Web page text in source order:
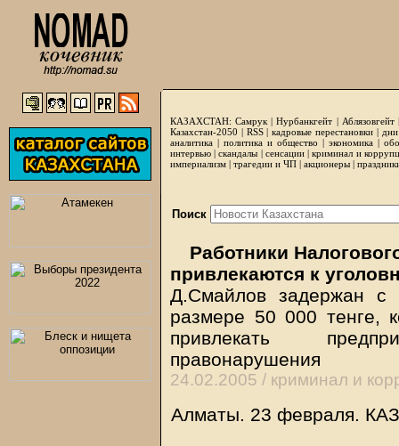
КАЗАХСТАН: Самрук |Нурбанкгейт | Аблязовгейт
Казахстан-2050 | RSS|кадровые перестановки|
аналитика | политика и общество | экономика |
интервью |скандалы | сенсации|криминал и
империализм | трагедии и ЧП | акционеры |
Поиск
Работники
привлекаются к
Д.Смайлов задержан с
размере 50 000 тенге,
привлекать
правонарушения
24.02.2005 / криминал и
Алматы. 23 февраля.